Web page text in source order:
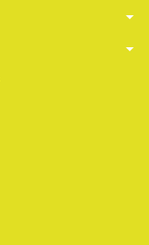
arrow_drop_down
arrow_drop_down